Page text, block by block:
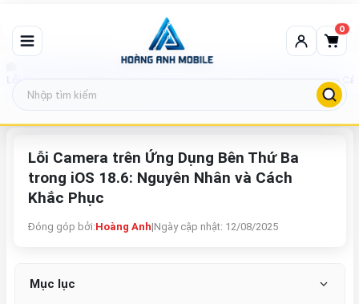
0
Lỗi Camera trên Ứng Dụng Bên Thứ Ba trong iOS 18.6: Nguyên Nhân và
Lỗi Camera trên Ứng Dụng Bên Thứ Ba
trong iOS 18.6: Nguyên Nhân và Cách
Khắc Phục
Đóng góp bởi:Hoàng Anh|Ngày cập nhật: 12/08/2025
Mục lục